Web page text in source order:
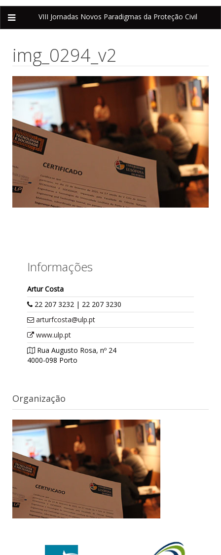
VIII Jornadas Novos Paradigmas da Proteção Civil
img_0294_v2
Informações
Artur Costa
22 207 3232 | 22 207 3230
arturfcosta@ulp.pt
www.ulp.pt
Rua Augusto Rosa, nº 24
4000-098 Porto
Organização